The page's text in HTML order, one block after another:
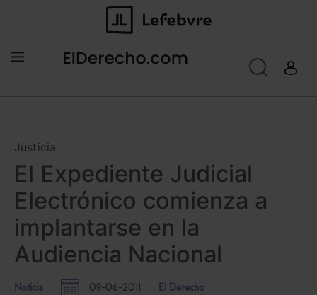
Justicia
El Expediente Judicial
Electrónico comienza a
implantarse en la
Audiencia Nacional
Noticia 09-06-2011 El Derecho